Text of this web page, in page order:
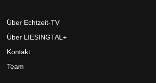
Über Echtzeit-TV
Über LIESINGTAL+
Kontakt
Team